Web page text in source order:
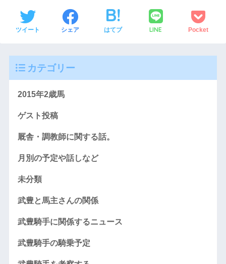
ツイート シェア はてブ LINE Pocket
カテゴリー
2015年2歳馬
ゲスト投稿
厩舎・調教師に関する話。
月別の予定や話しなど
未分類
武豊と馬主さんの関係
武豊騎手に関係するニュース
武豊騎手の騎乗予定